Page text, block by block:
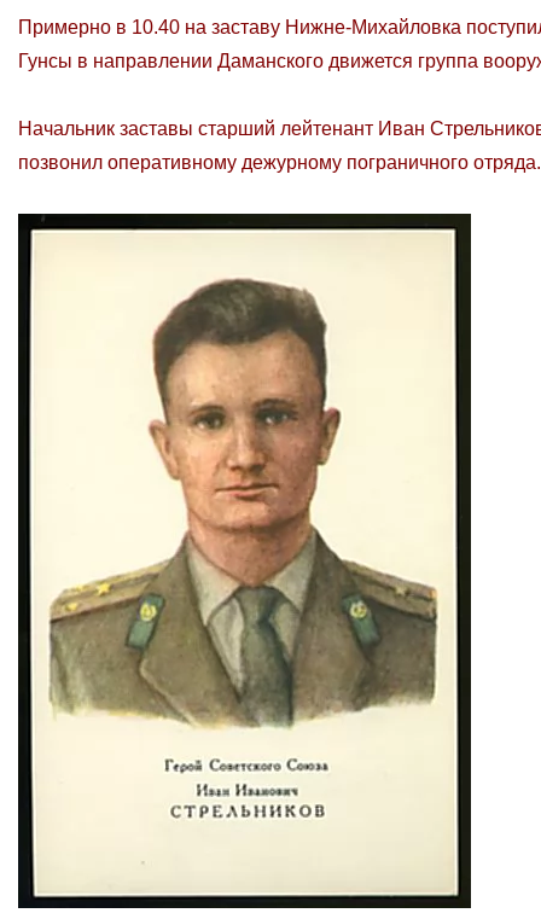
Примерно в 10.40 на заставу Нижне-Михайловка
Гунсы в направлении Даманского движется группа
Начальник заставы старший лейтенант Иван
позвонил оперативному дежурному пограничного отряда.